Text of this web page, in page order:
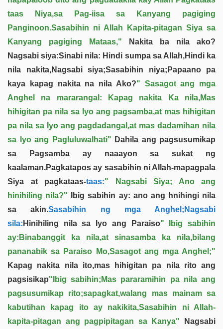
taas Niya,sa Pag-iisa sa Kanyang pagiging
Panginoon.Sasabihin ni Allah Kapita-pitagan Siya sa
Kanyang pagiging Mataas," Nakita ba nila ako?
Nagsabi siya:Sinabi nila: Hindi sumpa sa Allah,Hindi ka
nila nakita,Nagsabi siya;Sasabihin niya;Papaano pa
kaya kapag nakita na nila Ako?" Sasagot ang mga
Anghel na mararangal: Kapag nakita Ka nila,Mas
hihigitan pa nila sa Iyo ang pagsamba,at mas hihigitan
pa nila sa Iyo ang pagdadangal,at mas dadamihan nila
sa Iyo ang Pagluluwalhati" Dahila ang pagsusumikap
sa Pagsamba ay naaayon sa sukat ng
kaalaman.Pagkatapos ay sasabihin ni Allah-mapagpala
Siya at pagkataas-taas:" Nagsabi Siya; Ano ang
hinihiling nila?" Ibig sabihin ay: ano ang hnihingi nila
sa akin.Sasabihin ng mga Anghel;Nagsabi
sila: Hinihiling nila sa Iyo ang Paraiso" Ibig sabihin
ay:Binabanggit ka nila,at sinasamba ka nila,bilang
pananabik sa Paraiso Mo,Sasagot ang mga Anghel;"
Kapag nakita nila ito,mas hihigitan pa nila rito ang
pagsisikap"Ibig sabihin;Mas pararamihin pa nila ang
pagsusumikap rito;sapagkat,walang mas mainam sa
kabutihan kapag ito ay nakikita,Sasabihin ni Allah-
kapita-pitagan ang pagpipitagan sa Kanya" Nagsabi